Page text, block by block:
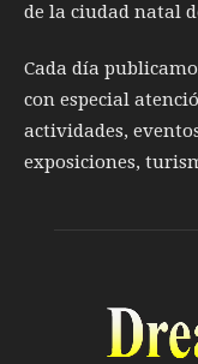
de la ciudad natal
Cada día
con especial
actividades,
exposiciones,